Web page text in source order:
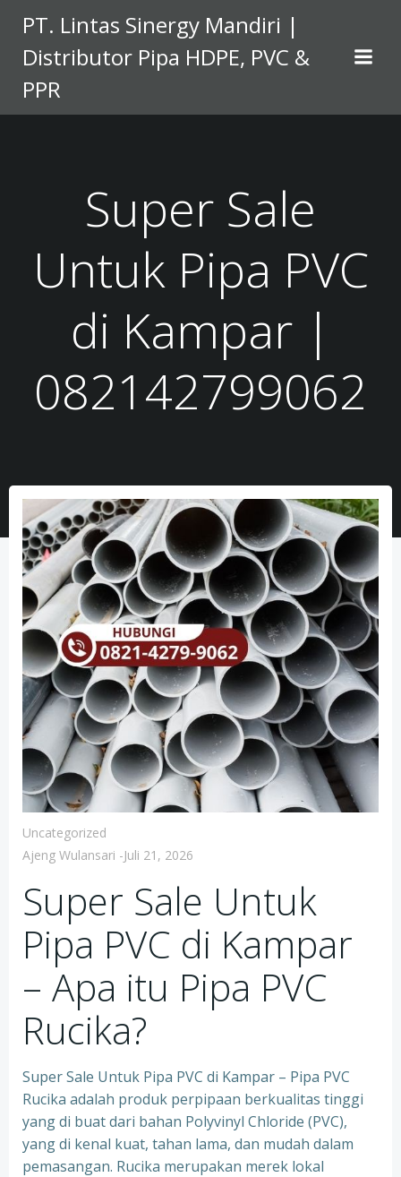
to
content
PT. Lintas Sinergy Mandiri |
Distributor Pipa HDPE, PVC &
PPR
Super Sale
Untuk Pipa PVC
di Kampar |
082142799062
Uncategorized
Ajeng Wulansari -Juli 21, 2026
Super Sale Untuk
Pipa PVC di Kampar
– Apa itu Pipa PVC
Rucika?
Super Sale Untuk Pipa PVC di Kampar – Pipa PVC
Rucika adalah produk perpipaan berkualitas tinggi
yang di buat dari bahan Polyvinyl Chloride (PVC),
yang di kenal kuat, tahan lama, dan mudah dalam
pemasangan. Rucika merupakan merek lokal